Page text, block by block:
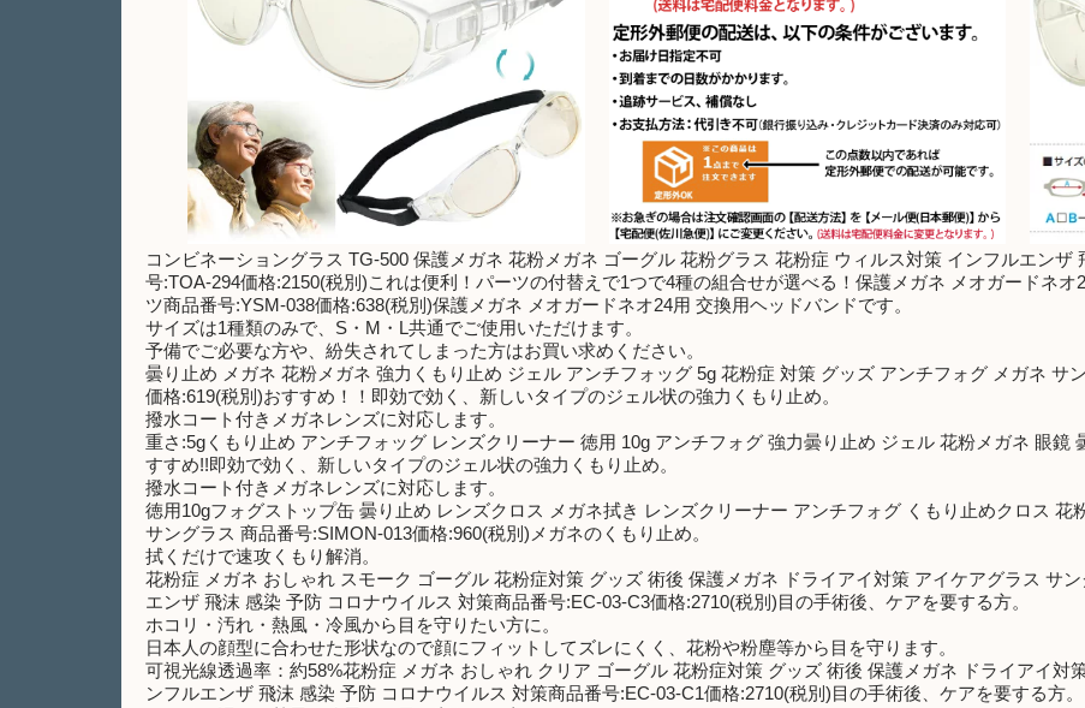
コンビネーショングラス TG-500 保護メガネ 花粉メガネ ゴーグル 花粉グラス 花粉症 ウィルス対策 インフルエンザ
号:TOA-294価格:2150(税別)これは便利！パーツの付替えで1つで4種の組合せが選べる！保護メガネ メオガードネ
ツ商品番号:YSM-038価格:638(税別)保護メガネ メオガードネオ24用 交換用ヘッドバンドです。
サイズは1種類のみで、S・M・L共通でご使用いただけます。
予備でご必要な方や、紛失されてしまった方はお買い求めください。
曇り止め メガネ 花粉メガネ 強力くもり止め ジェル アンチフォッグ 5g 花粉症 対策 グッズ アンチフォグ メガネ サ
価格:619(税別)おすすめ！！即効で効く、新しいタイプのジェル状の強力くもり止め。
撥水コート付きメガネレンズに対応します。
重さ:5gくもり止め アンチフォッグ レンズクリーナー 徳用 10g アンチフォグ 強力曇り止め ジェル 花粉メガネ 眼鏡
すすめ!!即効で効く、新しいタイプのジェル状の強力くもり止め。
撥水コート付きメガネレンズに対応します。
徳用10gフォグストップ缶 曇り止め レンズクロス メガネ拭き レンズクリーナー アンチフォグ くもり止めクロス
サングラス 商品番号:SIMON-013価格:960(税別)メガネのくもり止め。
拭くだけで速攻くもり解消。
花粉症 メガネ おしゃれ スモーク ゴーグル 花粉症対策 グッズ 術後 保護メガネ ドライアイ対策 アイケアグラス サ
エンザ 飛沫 感染 予防 コロナウイルス 対策商品番号:EC-03-C3価格:2710(税別)目の手術後、ケアを要する方。
ホコリ・汚れ・熱風・冷風から目を守りたい方に。
日本人の顔型に合わせた形状なので顔にフィットしてズレにくく、花粉や粉塵等から目を守ります。
可視光線透過率：約58%花粉症 メガネ おしゃれ クリア ゴーグル 花粉症対策 グッズ 術後 保護メガネ ドライアイ対
ンフルエンザ 飛沫 感染 予防 コロナウイルス 対策商品番号:EC-03-C1価格:2710(税別)目の手術後、ケアを要する方。